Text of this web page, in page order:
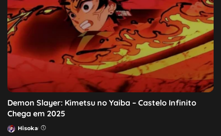
Demon Slayer: Kimetsu no Yaiba – Castelo Infinito
Chega em 2025
Posted
Hisoka